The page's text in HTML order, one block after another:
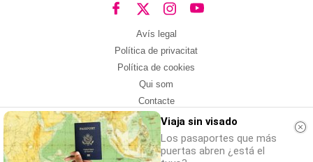
Avís legal
Política de privacitat
Política de cookies
Qui som
Contacte
Xarxes socials
Amb col·laboració de:
Viaja sin visado
Los pasaportes que más
puertas abren ¿está el